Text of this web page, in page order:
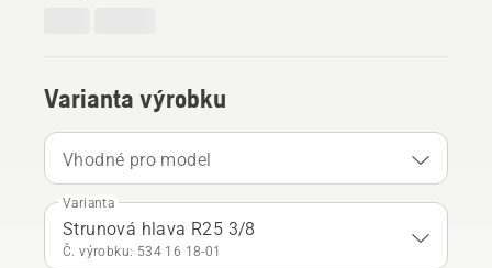
Varianta výrobku
Vhodné pro model
Varianta
Strunová hlava R25 3/8
Č. výrobku: 534 16 18‑01